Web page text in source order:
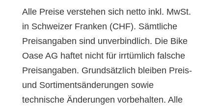
Alle Preise verstehen sich netto inkl. MwSt.
in Schweizer Franken (CHF). Sämtliche
Preisangaben sind unverbindlich. Die Bike
Oase AG haftet nicht für irrtümlich falsche
Preisangaben. Grundsätzlich bleiben Preis-
und Sortimentsänderungen sowie
technische Änderungen vorbehalten. Alle